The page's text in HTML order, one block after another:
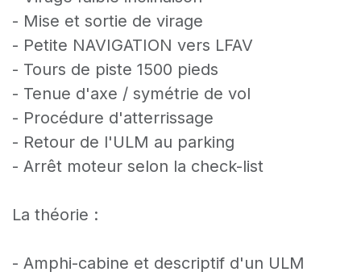
- Mise et sortie de virage
- Petite NAVIGATION vers LFAV
- Tours de piste 1500 pieds
- Tenue d'axe / symétrie de vol
- Procédure d'atterrissage
- Retour de l'ULM au parking
- Arrêt moteur selon la check-list
La théorie :
- Amphi-cabine et descriptif d'un ULM